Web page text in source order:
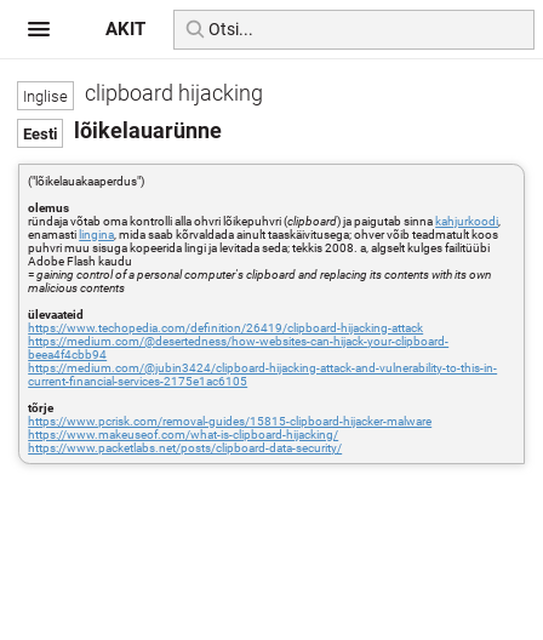
clipboard hijacking
lõikelauarünne
("lõikelauakaaperdus")
olemus
ründaja võtab oma kontrolli alla ohvri lõikepuhvri (clipboard) ja paigutab sinna kahjurkoodi
enamasti lingina , mida saab kõrvaldada ainult taaskäivitusega; ohver võib teadmatult koos
puhvri muu sisuga kopeerida lingi ja levitada seda; tekkis 2008. a, algselt kulges failitüübi
Adobe Flash kaudu
=gaining control of a personal computer's clipboard and replacing its contents with its own
malicious contents
ülevaateid
https://www.techopedia.com/definition/26419/clipboard-hijacking-attack
https://medium.com/@desertedness/how-websites-can-hijack-your-clipboard-
beea4f4cbb94
https://medium.com/@jubin3424/clipboard-hijacking-attack-and-vulnerability-to-this-in-
current-financial-services-2175e1ac6105
tõrje
https://www.pcrisk.com/removal-guides/15815-clipboard-hijacker-malware
https://www.makeuseof.com/what-is-clipboard-hijacking/
https://www.packetlabs.net/posts/clipboard-data-security/
AKIT